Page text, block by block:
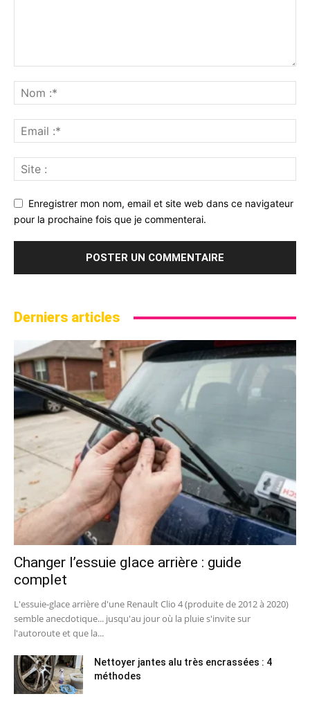
Enregistrer mon nom, email et site web dans ce navigateur
pour la prochaine fois que je commenterai.
Derniers articles
Changer l’essuie glace arrière : guide
complet
L'essuie-glace arrière d'une Renault Clio 4 (produite de 2012 à 2020)
semble anecdotique... jusqu'au jour où la pluie s'invite sur
l'autoroute et que la...
Nettoyer jantes alu très encrassées : 4
méthodes